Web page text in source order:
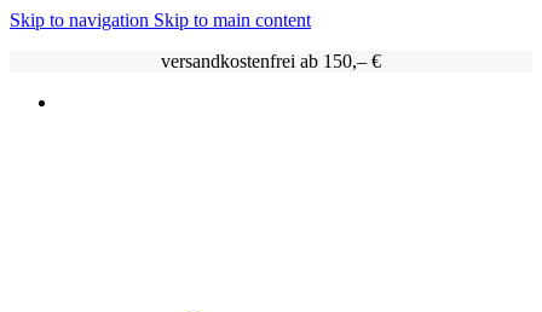
Skip to navigation Skip to main content
versandkostenfrei ab 150,– €